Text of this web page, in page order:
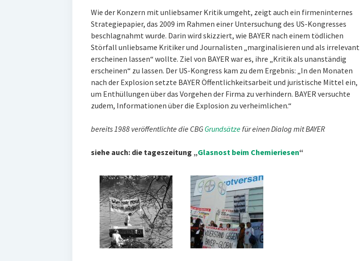
Wie der Konzern mit unliebsamer Kritik umgeht, zeigt auch ein firmeninternes
Strategiepapier, das 2009 im Rahmen einer Untersuchung des US-Kongresses
beschlagnahmt wurde. Darin wird skizziert, wie BAYER nach einem tödlichen
Störfall unliebsame Kritiker und Journalisten „marginalisieren und als irrelevant
erscheinen lassen“ wollte. Ziel von BAYER war es, ihre „Kritik als unanständig
erscheinen“ zu lassen. Der US-Kongress kam zu dem Ergebnis: „In den Monaten
nach der Explosion setzte BAYER Öffentlichkeitsarbeit und juristische Mittel ein,
um Enthüllungen über das Vorgehen der Firma zu verhindern. BAYER versuchte
zudem, Informationen über die Explosion zu verheimlichen.“
bereits 1988 veröffentlichte die CBG Grundsätzefür einen Dialog mit BAYER
siehe auch: die tageszeitung „Glasnost beim Chemieriesen“